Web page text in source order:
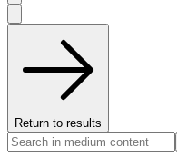
Return to results